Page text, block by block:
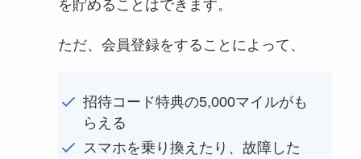
を貯めることはできます。
ただ、会員登録をすることによって、
招待コード特典の5,000マイルがも
らえる
スマホを乗り換えたり、故障した